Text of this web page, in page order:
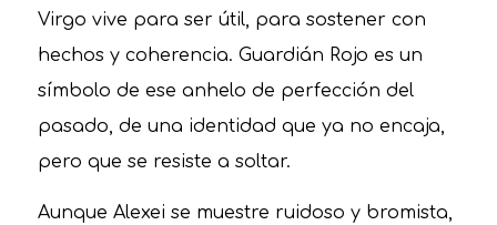
Virgo vive para ser útil, para sostener con
hechos y coherencia. Guardián Rojo es un
símbolo de ese anhelo de perfección del
pasado, de una identidad que ya no encaja,
pero que se resiste a soltar.
Aunque Alexei se muestre ruidoso y bromista,